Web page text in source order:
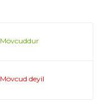
Mövcuddur
Mövcud deyil